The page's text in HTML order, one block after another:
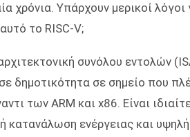
χρόνια. Υπάρχουν μερικοί
το RISC-V;
συνόλου εντολών
σε δημοτικότητα σε σημείο που
των ARM και x86. Είναι
κατανάλωση ενέργειας και